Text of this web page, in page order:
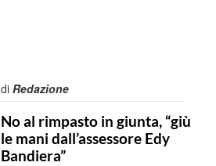
di Redazione
No al rimpasto in giunta, “giù
le mani dall’assessore Edy
Bandiera”